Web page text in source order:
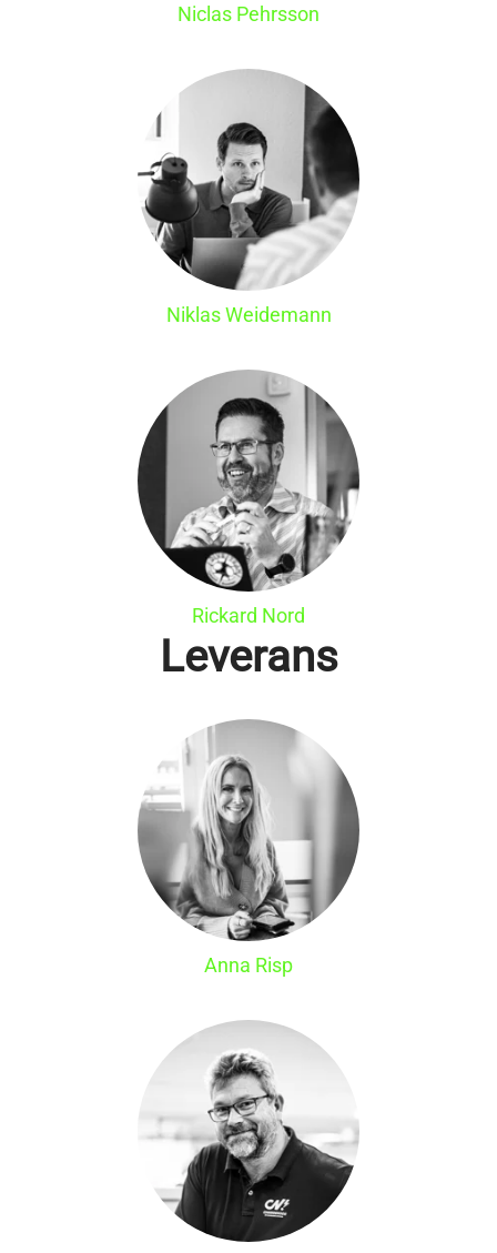
Niclas Pehrsson
Niklas Weidemann
Rickard Nord
Leverans
Anna Risp